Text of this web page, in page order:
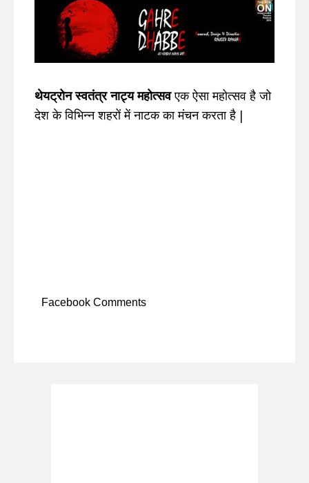
थेयट्रोन स्वतंत्र नाट्य महोत्सवएक ऐसा महोत्सव है जो
देश के विभिन्न शहरों में नाटक का मंचन करता है |
Facebook Comments